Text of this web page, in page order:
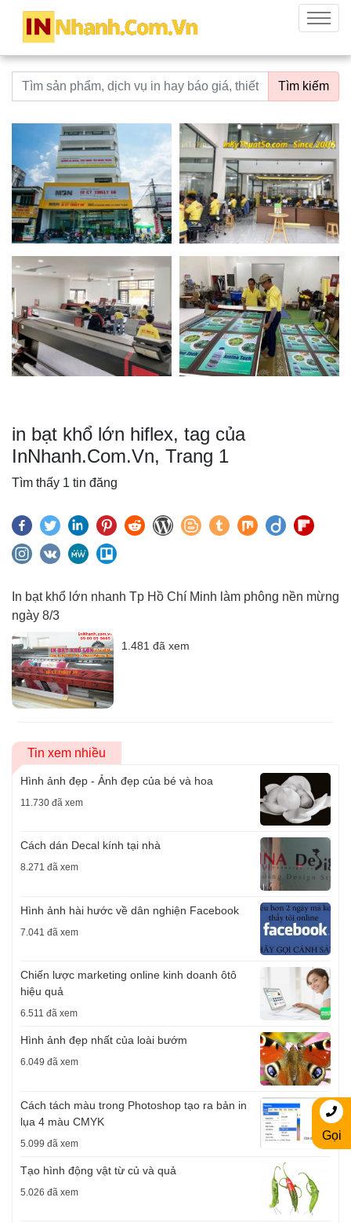
innhanh.com.vn
Menu
Từ khoá tìm kiếm Tìm kiếm
in bạt khổ lớn hiflex, tag của
InNhanh.Com.Vn, Trang 1
Tìm thấy 1 tin đăng
In bạt khổ lớn nhanh Tp Hồ Chí Minh làm phông nền mừng
ngày 8/3
1.481 đã xem
Tin xem nhiều
Hình ảnh đẹp - Ảnh đẹp của bé và hoa
11.730 đã xem
Cách dán Decal kính tại nhà
8.271 đã xem
Hình ảnh hài hước về dân nghiện Facebook
7.041 đã xem
Chiến lược marketing online kinh doanh ôtô
hiệu quả
6.511 đã xem
Hình ảnh đẹp nhất của loài bướm
6.049 đã xem
Cách tách màu trong Photoshop tạo ra bản in
lụa 4 màu CMYK
5.099 đã xem
Tạo hình động vật từ củ và quả
5.026 đã xem
Gọi